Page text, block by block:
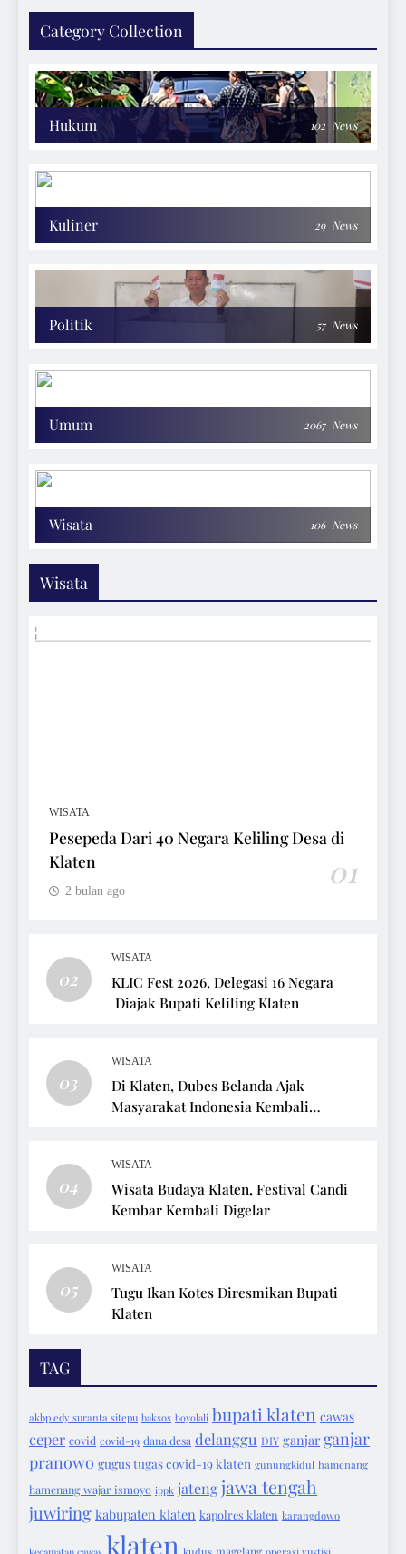
Category Collection
Hukum 102 News
Kuliner 29 News
Politik 57 News
Umum 2067 News
Wisata 106 News
Wisata
WISATA
Pesepeda Dari 40 Negara Keliling Desa di
Klaten
01
2 bulan ago
02
WISATA
KLIC Fest 2026, Delegasi 16 Negara
Diajak Bupati Keliling Klaten
03
WISATA
Di Klaten, Dubes Belanda Ajak
Masyarakat Indonesia Kembali
04
WISATA
Wisata Budaya Klaten, Festival Candi
Kembar Kembali Digelar
05
WISATA
Tugu Ikan Kotes Diresmikan Bupati
Klaten
TAG
akbp edy suranta sitepu baksos boyolali bupati klaten cawas
ceper covid covid-19 dana desa delanggu DIY ganjar ganjar
pranowo gugus tugas covid-19 klaten gunungkidul hamenang
hamenang wajar ismoyo ippk jatengjawa tengah
juwiring kabupaten klaten kapolres klaten karangdowo
klaten